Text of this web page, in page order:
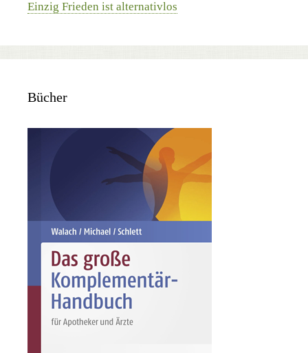
Einzig Frieden ist alternativlos
Bücher